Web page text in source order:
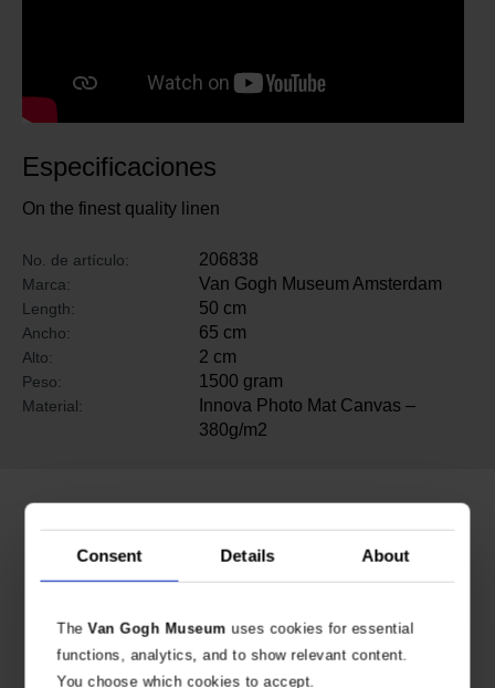
Consent Details About
TheVan Gogh Museum uses cookies for essential
functions, analytics, and to show relevant content.
You choose which cookies to accept.
Especificaciones
On the finest quality linen
No. de artículo: 206838
Marca: Van Gogh Museum Amsterdam
Length: 50 cm
Ancho: 65 cm
Alto: 2 cm
Peso: 1500 gram
Material:
Innova Photo Mat Canvas –
380g/m2
Productos relacionados